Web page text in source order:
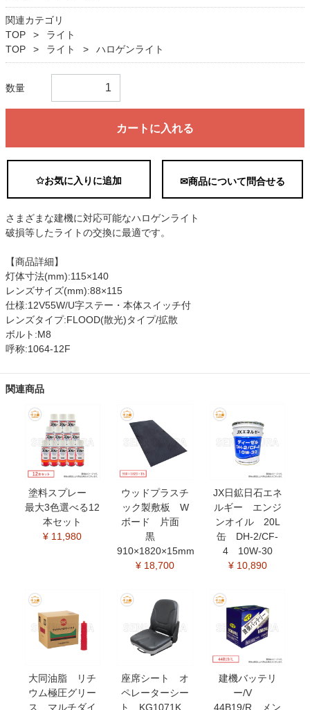
関連カテゴリ
TOP
ライト
TOP
ライト ハロゲンライト
数量
カートに入れる
✩お気に入りに追加 ✉商品について問合せる
さまざまな建機に対応可能なハロゲンライト
破損等したライトの交換に最適です。
【商品詳細】
灯体寸法(mm):115×140
レンズサイズ(mm):88×115
仕様:12V55W/U字ステー・本体スイッチ付
レンズタイプ:FLOOD(散光)タイプ/拡散
ボルト:M8
呼称:1064-12F
関連商品
塗料スプレー
最大3色選べる12
本セット
¥ 11,980
ウッドプラスチ
ック製敷板 W
ボード 片面
黒
910×1820×15mm
¥ 18,700
JX日鉱日石エネ
ルギー エンジ
ンオイル 20L
缶 DH-2/CF-
4 10W-30
¥ 10,890
大同油脂 リチ
ウム極圧グリー
ス マルチダイ
座席シート オ
ペレーターシー
ト KG1071K
建機バッテリ
ー/V
44B19/R メン